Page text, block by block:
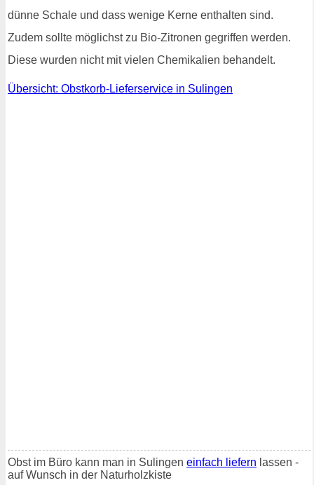
dünne Schale und dass wenige Kerne enthalten sind.
Zudem sollte möglichst zu Bio-Zitronen gegriffen werden.
Diese wurden nicht mit vielen Chemikalien behandelt.
Übersicht: Obstkorb-Lieferservice in Sulingen
Obst im Büro kann man in Sulingen einfach liefern lassen -
auf Wunsch in der Naturholzkiste